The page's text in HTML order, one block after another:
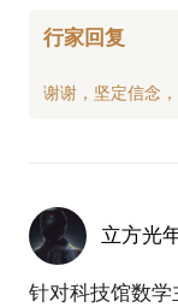
行家回复
立方光
针对科技馆数